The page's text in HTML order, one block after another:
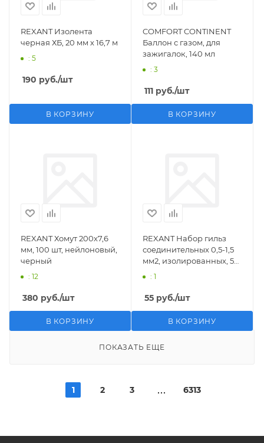
REXANT Изолента
черная ХБ, 20 мм х 16,7 м
: 5
190 руб./шт
В КОРЗИНУ
COMFORT CONTINENT
Баллон с газом, для
зажигалок, 140 мл
: 3
111 руб./шт
В КОРЗИНУ
REXANT Хомут 200х7,6
мм, 100 шт, нейлоновый,
черный
: 12
380 руб./шт
В КОРЗИНУ
REXANT Набор гильз
соединительных 0,5-1,5
мм2, изолированных, 5
: 1
55 руб./шт
В КОРЗИНУ
ПОКАЗАТЬ ЕЩЕ
1 2 3 6313